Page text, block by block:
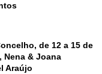
de 12 a 15 de
Nena & Joana
Araújo